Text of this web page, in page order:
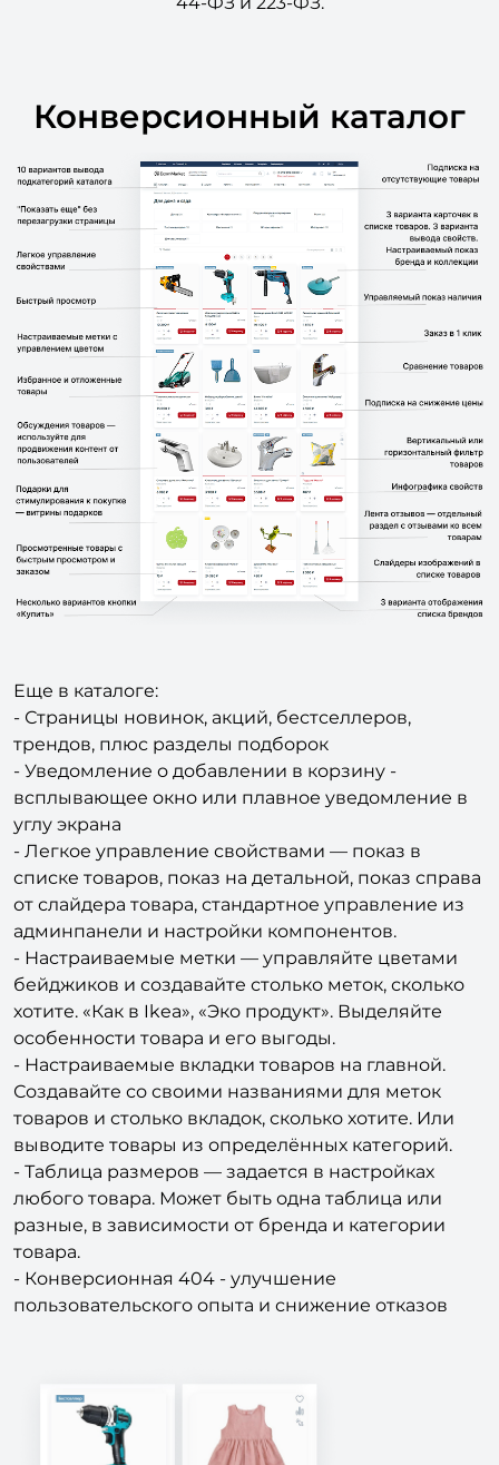
Конверсионный каталог
Еще в каталоге:
- Страницы новинок, акций, бестселлеров,
трендов, плюс разделы подборок
- Уведомление о добавлении в корзину -
всплывающее окно или плавное уведомление в
углу экрана
- Легкое управление свойствами — показ в
списке товаров, показ на детальной, показ справа
от слайдера товара, стандартное управление из
админпанели и настройки компонентов.
- Настраиваемые метки — управляйте цветами
бейджиков и создавайте столько меток, сколько
хотите. «Как в Ikea», «Эко продукт». Выделяйте
особенности товара и его выгоды.
- Настраиваемые вкладки товаров на главной.
Создавайте со своими названиями для меток
товаров и столько вкладок, сколько хотите. Или
выводите товары из определённых категорий.
- Таблица размеров — задается в настройках
любого товара. Может быть одна таблица или
разные, в зависимости от бренда и категории
товара.
- Конверсионная 404 - улучшение
пользовательского опыта и снижение отказов